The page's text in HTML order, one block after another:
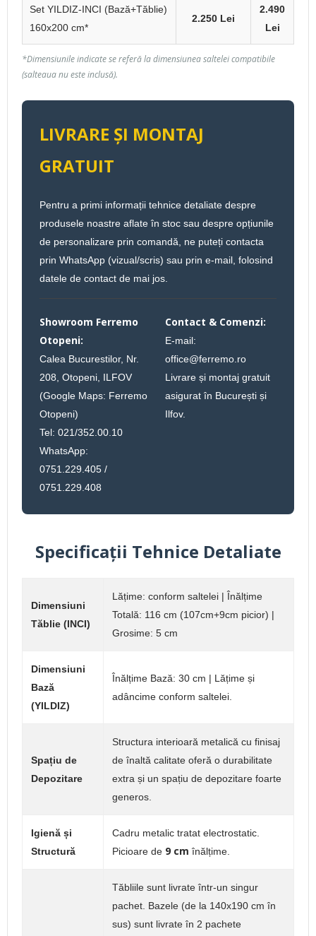
Set YILDIZ-INCI (Bază+Tăblie)
160x200 cm*
2.250 Lei
2.490
Lei
*Dimensiunile indicate se referă la dimensiunea saltelei compatibile
(salteaua nu este inclusă).
LIVRARE ȘI MONTAJ
GRATUIT
Pentru a primi informații tehnice detaliate despre
produsele noastre aflate în stoc sau despre opțiunile
de personalizare prin comandă, ne puteți contacta
prin WhatsApp (vizual/scris) sau prin e-mail, folosind
datele de contact de mai jos.
Showroom Ferremo
Otopeni:
Calea Bucurestilor, Nr.
208, Otopeni, ILFOV
(Google Maps: Ferremo
Otopeni)
Tel: 021/352.00.10
WhatsApp:
0751.229.405 /
0751.229.408
Contact & Comenzi:
E-mail:
office@ferremo.ro
Livrare și montaj gratuit
asigurat în București și
Ilfov.
Specificații Tehnice Detaliate
Dimensiuni
Tăblie (INCI)
Lățime: conform saltelei | Înălțime
Totală: 116 cm (107cm+9cm picior) |
Grosime: 5 cm
Dimensiuni
Bază
(YILDIZ)
Înălțime Bază: 30 cm | Lățime și
adâncime conform saltelei.
Spațiu de
Depozitare
Structura interioară metalică cu finisaj
de înaltă calitate oferă o durabilitate
extra și un spațiu de depozitare foarte
generos.
Igienă și
Structură
Cadru metalic tratat electrostatic.
Picioare de 9 cm înălțime.
Tăbliile sunt livrate într-un singur
pachet. Bazele (de la 140x190 cm în
sus) sunt livrate în 2 pachete